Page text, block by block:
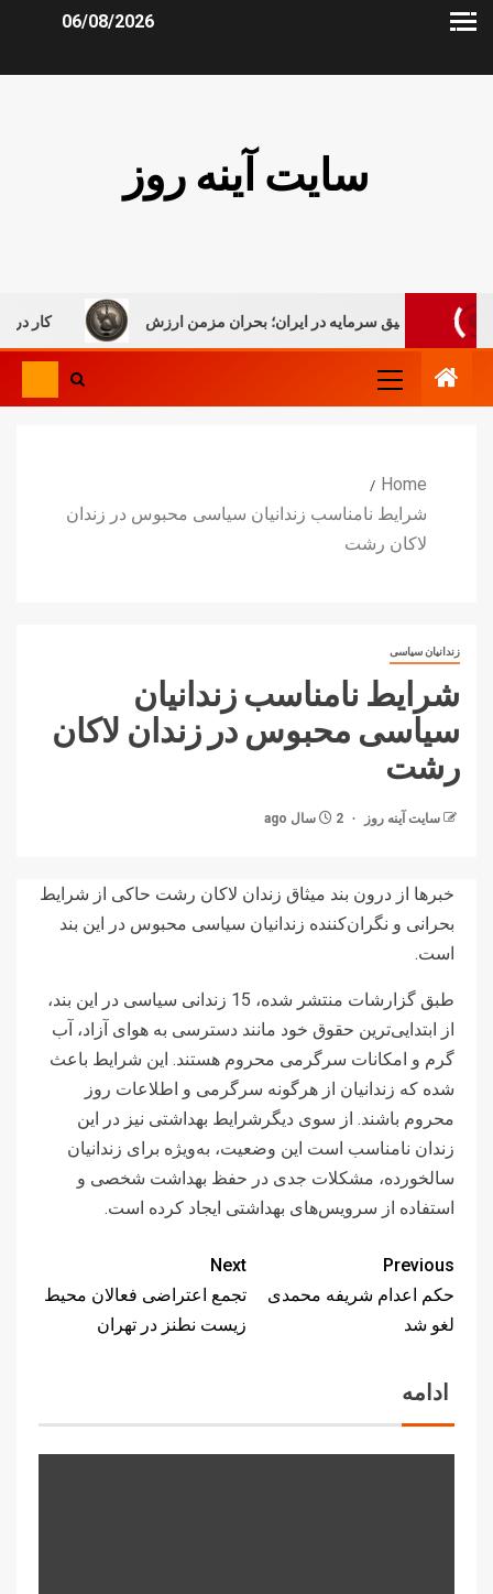
06/08/2026
سایت آینه روز
کار در میان تعلیق سرمایه در ایران؛ بحران مزمن ارزش
Home
شرایط نامناسب زندانیان سیاسی محبوس در زندان
لاکان رشت
زندانیان سیاسی
شرایط نامناسب زندانیان
سیاسی محبوس در زندان لاکان
رشت
سایت آینه‌ روز 2 سال ago
خبرها از درون بند میثاق زندان لاکان رشت حاکی از شرایط
بحرانی و نگران‌کننده‌ زندانیان سیاسی محبوس در این بند
است.
طبق گزارشات منتشر شدە، 15 زندانی سیاسی در این بند،
از ابتدایی‌ترین حقوق خود مانند دسترسی به هوای آزاد، آب
گرم و امکانات سرگرمی محروم هستند. این شرایط باعث
شده که زندانیان از هرگونه سرگرمی و اطلاعات روز
محروم باشند. از سوی دیگرشرایط بهداشتی نیز در این
زندان نامناسب است این وضعیت، به‌ویژه برای زندانیان
سالخورده، مشکلات جدی در حفظ بهداشت شخصی و
استفاده از سرویس‌های بهداشتی ایجاد کرده است.
Previous
حکم اعدام شریفه محمدی
لغو شد
Next
تجمع اعتراضی فعالان محیط
زیست نطنز در تهران
ادامه